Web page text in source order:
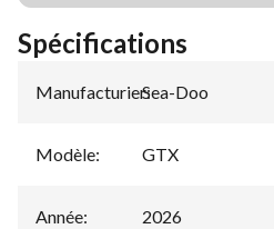
Spécifications
Manufacturier:
Sea-Doo
Modèle: GTX
Année: 2026